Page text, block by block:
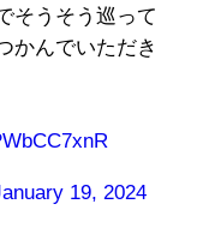
そうそう巡って
かんでいただき
19, 2024